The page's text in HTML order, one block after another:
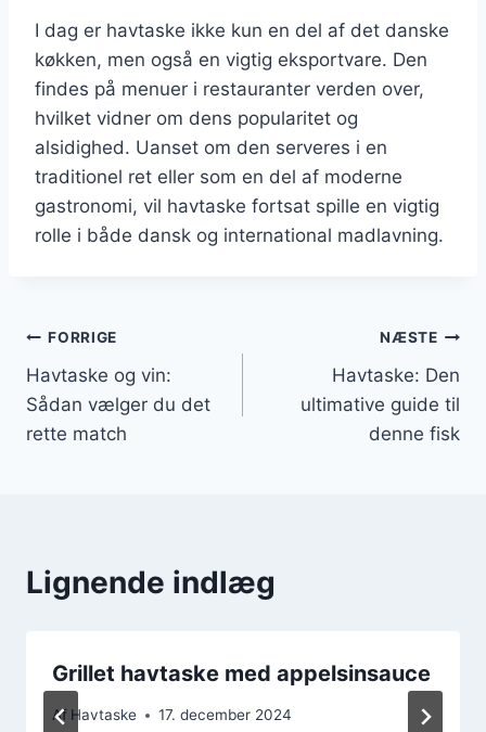
I dag er havtaske ikke kun en del af det danske
køkken, men også en vigtig eksportvare. Den
findes på menuer i restauranter verden over,
hvilket vidner om dens popularitet og
alsidighed. Uanset om den serveres i en
traditionel ret eller som en del af moderne
gastronomi, vil havtaske fortsat spille en vigtig
rolle i både dansk og international madlavning.
Indlægsnavigation
FORRIGE
Havtaske og vin:
Sådan vælger du det
rette match
NÆSTE
Havtaske: Den
ultimative guide til
denne fisk
Lignende indlæg
Grillet havtaske med appelsinsauce
Af Havtaske 17. december 2024